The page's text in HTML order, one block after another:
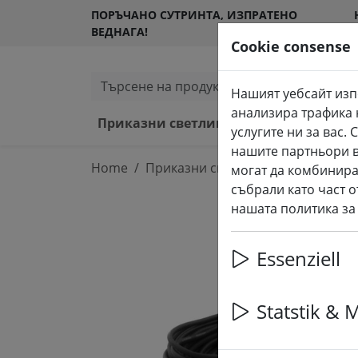
ПОРЪЧАНО СУТРИНТА, ИЗПРАТЕНО
ВЕДНАГА!
Търсене на продукти
Приказни светлини и осветление
Home Приказни светлини и осветление
Cookie consense
Нашият уебсайт
анализира трафика
услугите ни за
нашите партньори
могат да
събрали като част
нашата политика
Essenziell
Statstik &